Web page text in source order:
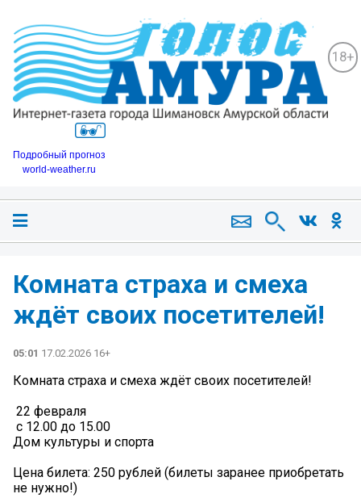
18+
Подробный прогноз
world-weather.ru
Комната страха и смеха
ждёт своих посетителей!
05:01 17.02.2026 16+
Комната страха и смеха ждёт своих посетителей!
️ 22 февраля
️ с 12.00 до 15.00
️Дом культуры и спорта
Цена билета: 250 рублей (билеты заранее приобретать
не нужно!)